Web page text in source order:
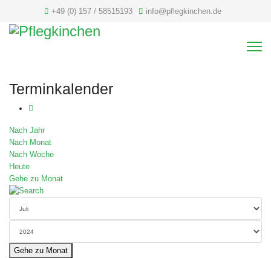
+49 (0) 157 / 58515193 info@pflegkinchen.de
Terminkalender
Nach Jahr
Nach Monat
Nach Woche
Heute
Gehe zu Monat
Gehe zu Monat